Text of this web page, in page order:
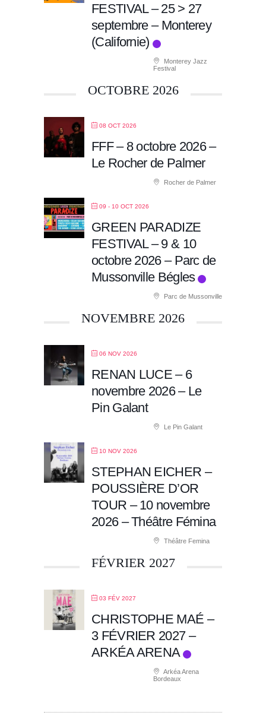
FESTIVAL – 25 > 27
septembre – Monterey
(Californie)
Monterey Jazz
Festival
OCTOBRE 2026
08 OCT 2026
FFF – 8 octobre 2026 –
Le Rocher de Palmer
Rocher de Palmer
09 - 10 OCT 2026
GREEN PARADIZE
FESTIVAL – 9 & 10
octobre 2026 – Parc de
Mussonville Bégles
Parc de Mussonville
NOVEMBRE 2026
06 NOV 2026
RENAN LUCE – 6
novembre 2026 – Le
Pin Galant
Le Pin Galant
10 NOV 2026
STEPHAN EICHER –
POUSSIÈRE D’OR
TOUR – 10 novembre
2026 – Théâtre Fémina
Théâtre Femina
FÉVRIER 2027
03 FÉV 2027
CHRISTOPHE MAÉ –
3 FÉVRIER 2027 –
ARKÉA ARENA
Arkéa Arena
Bordeaux